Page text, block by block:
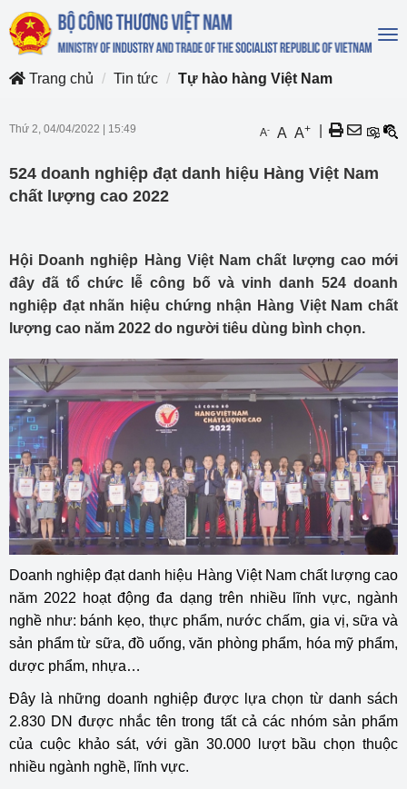
Trang chủ
Tin tức Tự hào hàng Việt Nam
Thứ 2, 04/04/2022 15:49 A- A A+
524 doanh nghiệp đạt danh hiệu Hàng Việt Nam
chất lượng cao 2022
Hội Doanh nghiệp Hàng Việt Nam chất lượng cao mới
đây đã tổ chức lễ công bố và vinh danh 524 doanh
nghiệp đạt nhãn hiệu chứng nhận Hàng Việt Nam chất
lượng cao năm 2022 do người tiêu dùng bình chọn.
Doanh nghiệp đạt danh hiệu Hàng Việt Nam chất lượng cao
năm 2022 hoạt động đa dạng trên nhiều lĩnh vực, ngành
nghề như: bánh kẹo, thực phẩm, nước chấm, gia vị, sữa và
sản phẩm từ sữa, đồ uống, văn phòng phẩm, hóa mỹ phẩm,
dược phẩm, nhựa…
Đây là những doanh nghiệp được lựa chọn từ danh sách
2.830 DN được nhắc tên trong tất cả các nhóm sản phẩm
của cuộc khảo sát, với gần 30.000 lượt bầu chọn thuộc
nhiều ngành nghề, lĩnh vực.